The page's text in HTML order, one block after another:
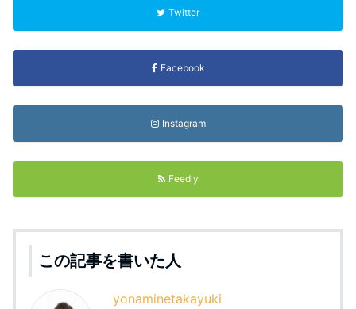
Twitter
Facebook
Instagram
Feedly
この記事を書いた人
yonaminetakayuki